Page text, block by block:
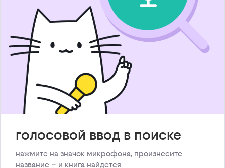
голосовой ввод в поиске
нажмите на значок микрофона, произнесите
название – и книга найдется